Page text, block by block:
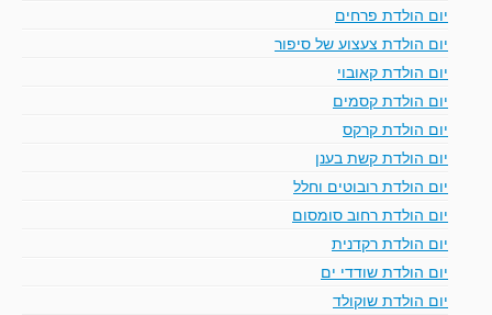
יום הולדת פרחים
יום הולדת צעצוע של סיפור
יום הולדת קאובוי
יום הולדת קסמים
יום הולדת קרקס
יום הולדת קשת בענן
יום הולדת רובוטים וחלל
יום הולדת רחוב סומסום
יום הולדת רקדנית
יום הולדת שודדי ים
יום הולדת שוקולד